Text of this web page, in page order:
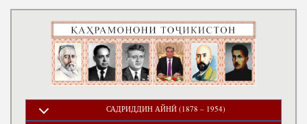
САДРИДДИН АЙНӢ (1878 – 1954)